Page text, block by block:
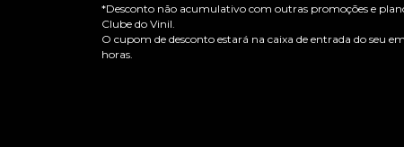
*Desconto não acumulativo com outras promoções e
Clube do Vinil.
O cupom de desconto estará na caixa de entrada do seu
horas.